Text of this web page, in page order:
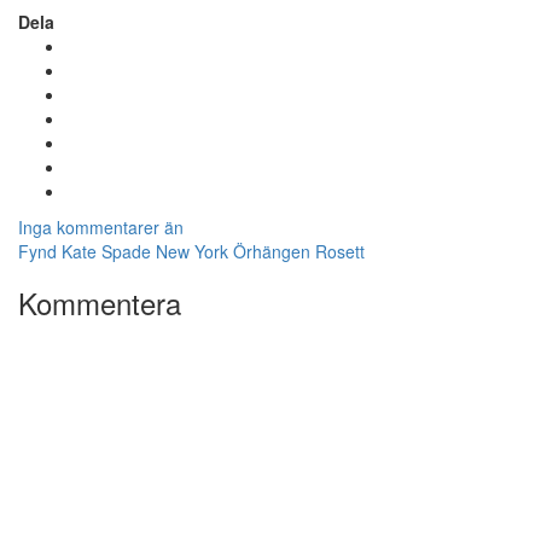
Dela
Inga kommentarer än
Fynd Kate Spade New York Örhängen Rosett
Kommentera